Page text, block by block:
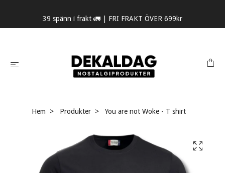
39 spänn i frakt 🚛 | FRI FRAKT ÖVER 699kr
Hem Produkter You are not Woke - T shirt